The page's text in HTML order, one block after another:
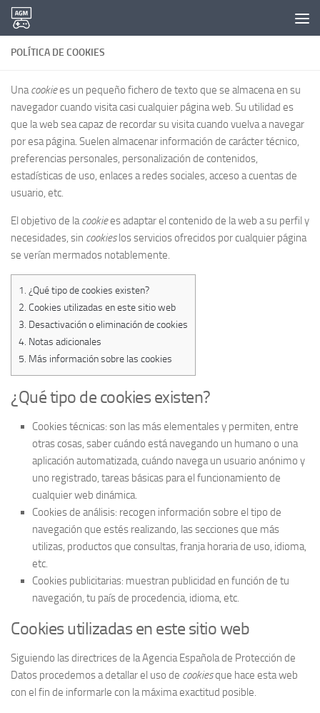
Saltar al contenido
POLÍTICA DE COOKIES
Unacookiees un pequeño fichero de texto que se almacena en su
navegador cuando visita casi cualquier página web. Su utilidad es
que la web sea capaz de recordar su visita cuando vuelva a navegar
por esa página. Suelen almacenar información de carácter técnico,
preferencias personales, personalización de contenidos,
estadísticas de uso, enlaces a redes sociales, acceso a cuentas de
usuario, etc.
El objetivo de lacookiees adaptar el contenido de la web a su perfil y
necesidades, sin cookieslos servicios ofrecidos por cualquier página
se verían mermados notablemente.
1. ¿Qué tipo de cookies existen?
2. Cookies utilizadas en este sitio web
3. Desactivación o eliminación de cookies
4. Notas adicionales
5. Más información sobre las cookies
¿Qué tipo de cookies existen?
Cookies técnicas: son las más elementales y permiten, entre
otras cosas, saber cuándo está navegando un humano o una
aplicación automatizada, cuándo navega un usuario anónimo y
uno registrado, tareas básicas para el funcionamiento de
cualquier web dinámica.
Cookies de análisis: recogen información sobre el tipo de
navegación que estés realizando, las secciones que más
utilizas, productos que consultas, franja horaria de uso, idioma,
etc.
Cookies publicitarias: muestran publicidad en función de tu
navegación, tu país de procedencia, idioma, etc.
Cookies utilizadas en este sitio web
Siguiendo las directrices de la Agencia Española de Protección de
Datos procedemos a detallar el uso de cookiesque hace esta web
con el fin de informarle con la máxima exactitud posible.